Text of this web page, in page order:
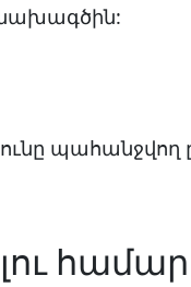
նախագծին:
պահանջվող
համար